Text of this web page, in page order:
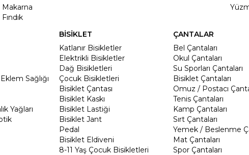
Makarna
Fındık
Sağlığı
Yağları
BİSİKLET
Katlanır Bisikletler
Elektrikli Bisikletler
Dağ Bisikletleri
Çocuk Bisikletleri
Bisiklet Çantası
Bisiklet Kaskı
Bisiklet Lastiği
Bisiklet Jant
Pedal
Bisiklet Eldiveni
8-11 Yaş Çocuk Bisikletleri
ÇANTALAR
Bel Çantaları
Okul Çantaları
Su Sporları Çantaları
Bisiklet Çantaları
Omuz / Postacı
Tenis Çantaları
Kamp Çantaları
Sırt Çantaları
Yemek / Beslenme
Mat Çantaları
Spor Çantaları